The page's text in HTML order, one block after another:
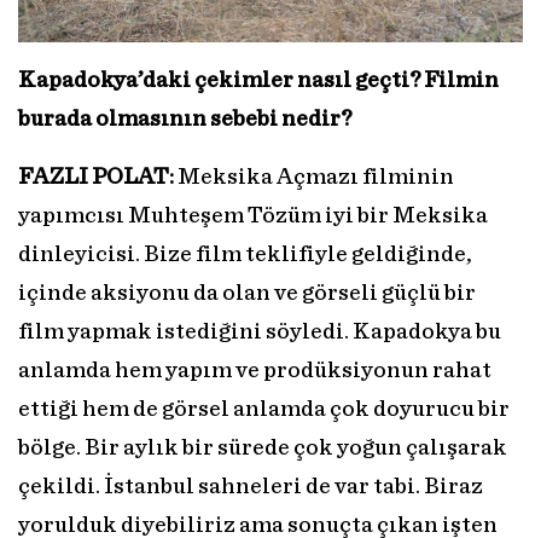
Kapadokya’daki çekimler nasıl geçti? Filmin
burada olmasının sebebi nedir?
FAZLI POLAT: Meksika Açmazı filminin
yapımcısı Muhteşem Tözüm iyi bir Meksika
dinleyicisi. Bize film teklifiyle geldiğinde,
içinde aksiyonu da olan ve görseli güçlü bir
film yapmak istediğini söyledi. Kapadokya bu
anlamda hem yapım ve prodüksiyonun rahat
ettiği hem de görsel anlamda çok doyurucu bir
bölge. Bir aylık bir sürede çok yoğun çalışarak
çekildi. İstanbul sahneleri de var tabi. Biraz
yorulduk diyebiliriz ama sonuçta çıkan işten